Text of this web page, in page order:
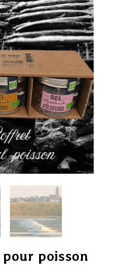
poisson